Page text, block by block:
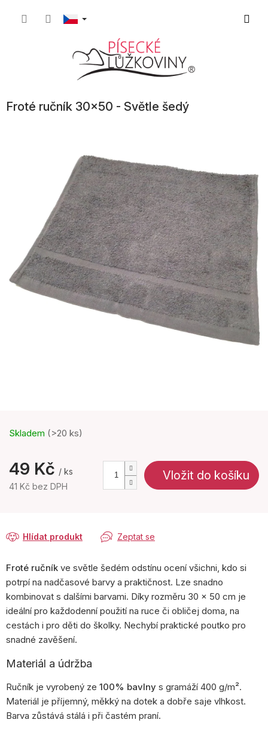
Froté ručník 30x50 - Světle šedý
Skladem (>20 ks)
49 Kč / ks
41 Kč bez DPH
Vložit do košíku
Zeptat se
Hlídat produkt
Froté ručník ve světle šedém odstínu ocení všichni, kdo si
potrpí na nadčasové barvy a praktičnost. Lze snadno
kombinovat s dalšími barvami. Díky rozměru 30 × 50 cm je
ideální pro každodenní použití na ruce či obličej doma, na
cestách i pro děti do školky. Nechybí praktické poutko pro
snadné zavěšení.
Materiál a údržba
Ručník je vyrobený ze 100% bavlny s gramáží 400 g/m².
Materiál je příjemný, měkký na dotek a dobře saje vlhkost.
Barva zůstává stálá i při častém praní.